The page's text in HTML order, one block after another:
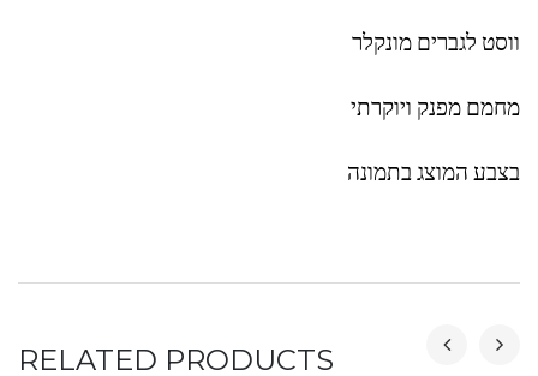
ווסט לגברים מונקלר
מחמם מפנק ויוקרתי
בצבע המוצג בתמונה
RELATED PRODUCTS